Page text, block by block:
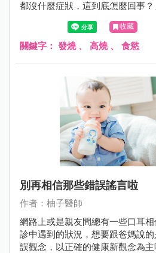
都沒什麼症狀，這到底怎麼回事？
幾個發燒小提醒，請各位爸媽當
收藏
關鍵字： 發燒、 高燒、 食慾
別再相信那些錯誤謠言啦
作者：柚子醫師
網路上或是親友間總有一些口耳
診中遇到的狀況，想要跟爸媽說
誤觀念，以正確的健康新觀念為主